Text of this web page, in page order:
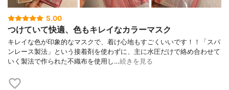
5.00
つけていて快適、色もキレイなカラーマスク
キレイな色が印象的なマスクで、着け心地もすごくいいです！！「スパ
ンレース製法」という接着剤を使わずに、主に水圧だけで絡め合わせて
いく製法で作られた不織布を使用し…続きを見る